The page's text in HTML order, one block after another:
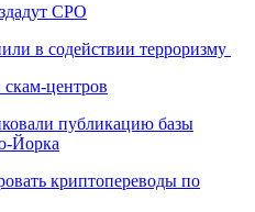
СРО
в содействии терроризму
центров
публикацию базы
Йорка
криптопереводы по